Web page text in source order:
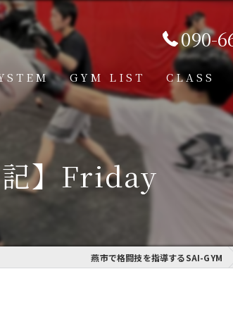
090-
GYM LIST
見附道場
CLASS
スケジュール
通信制高校学
】Friday
燕市で格闘技を指導するSAI-GYM